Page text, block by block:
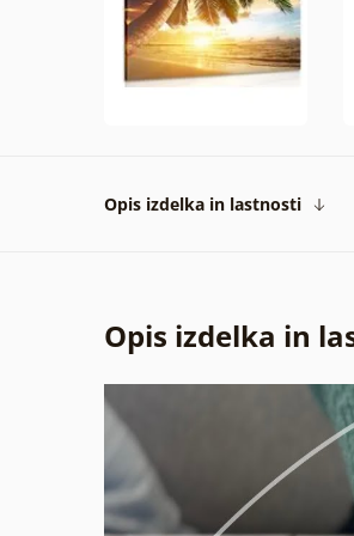
Opis izdelka in lastnosti
Opis izdelka in